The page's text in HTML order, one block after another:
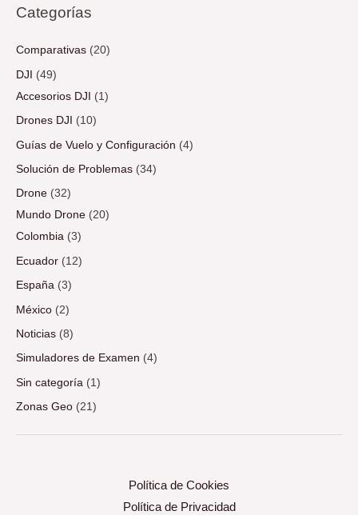
Categorías
Comparativas (20)
DJI
(49)
Accesorios DJI
(1)
Drones DJI (10)
Guías de Vuelo y Configuración (4)
Solución de Problemas (34)
Drone (32)
Mundo Drone (20)
Colombia (3)
Ecuador (12)
España (3)
México (2)
Noticias (8)
Simuladores de Examen (4)
Sin categoría (1)
Zonas Geo (21)
Política de Cookies
Política de Privacidad